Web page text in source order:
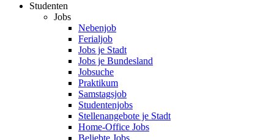
Studenten
Jobs
Nebenjob
Ferialjob
Jobs je Stadt
Jobs je Bundesland
Jobsuche
Praktikum
Samstagsjob
Studentenjobs
Stellenangebote je Stadt
Home-Office Jobs
Beliebte Jobs